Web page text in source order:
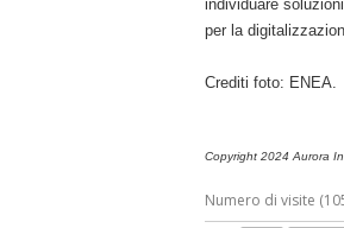
individuare
per la
Crediti foto: ENEA.
Copyright 2024 Aurora
Numero di visite